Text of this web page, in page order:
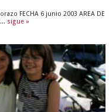
FECHA 6 junio 2003 AREA DE
sigue »